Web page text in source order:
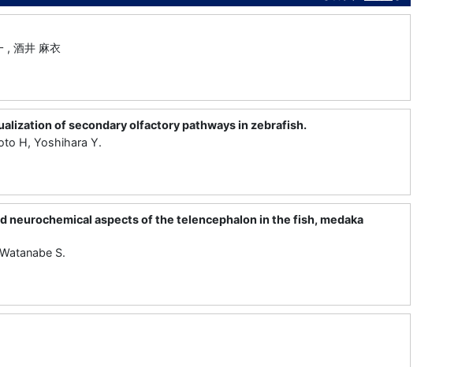
, 酒井 麻衣
of secondary olfactory pathways in zebrafish.
H, Yoshihara Y.
neurochemical aspects of the telencephalon in the fish, medaka
S.